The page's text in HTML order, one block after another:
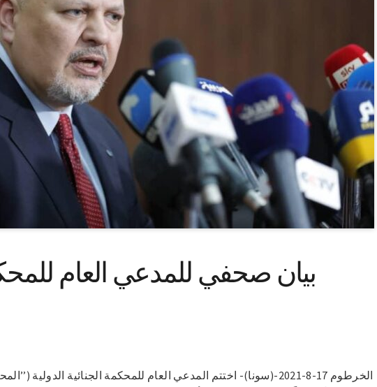
بيان صحفي للمدعي العام
الخرطوم 17-8-2021-(سونا)- اختتم المدعي العام للمحكمة الجنائية